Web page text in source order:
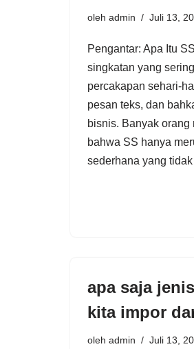
oleh admin Juli 13,
Pengantar: Apa Itu
singkatan yang
percakapan sehari-
pesan teks, dan
bisnis. Banyak orang
bahwa SS hanya
sederhana yang
apa saja
kita impor
oleh admin Juli 13,